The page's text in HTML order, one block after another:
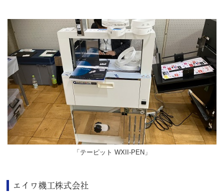
「テーピット WXII-PEN」
エイワ機工株式会社